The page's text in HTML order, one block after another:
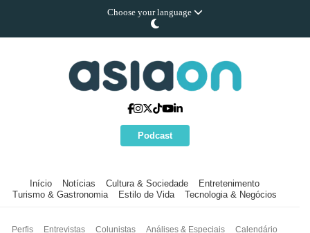
Choose your language
Podcast
Início Notícias Cultura & Sociedade
Entretenimento
Turismo & Gastronomia
Estilo de Vida Tecnologia & Negócios
Perfis Entrevistas Colunistas Análises & Especiais
Calendário